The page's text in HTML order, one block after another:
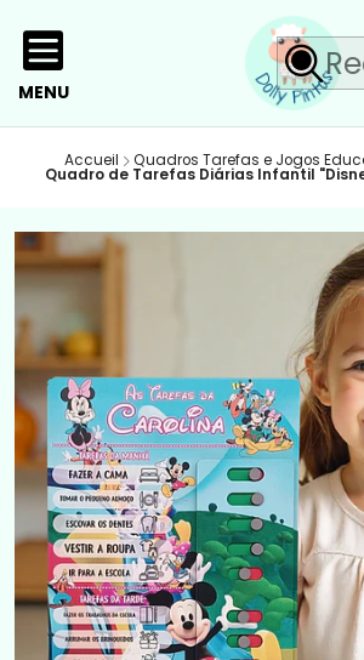
MENU
Accueil Quadros Tarefas e Jogos
Quadro de Tarefas Diárias Infantil